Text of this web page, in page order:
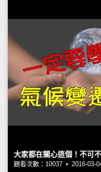
大家都在關心這個！不可
觀看次數：10037 • 2016-03-